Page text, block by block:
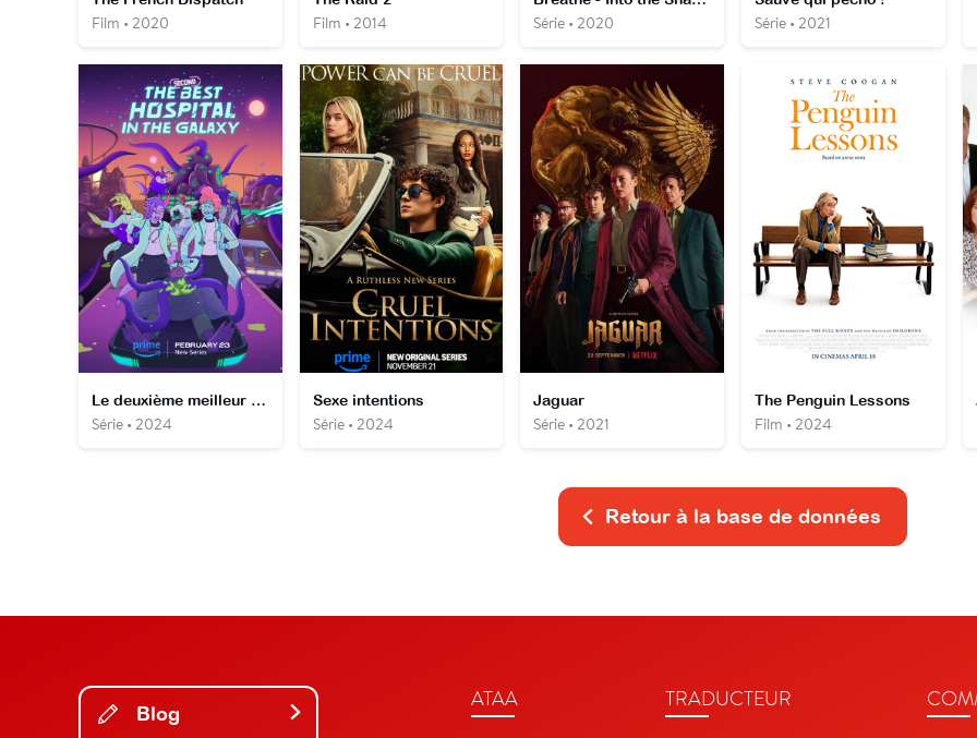
Film • 2020 Film • 2014 Série • 2020 Série • 2021
Le deuxième meilleur hôpital de la galaxie
Série • 2024
Sexe intentions
Série • 2024
Jaguar
Série • 2021
The Penguin Lessons
Film • 2024
Retour à la base de données
Blog
ATAA TRADUCTEUR